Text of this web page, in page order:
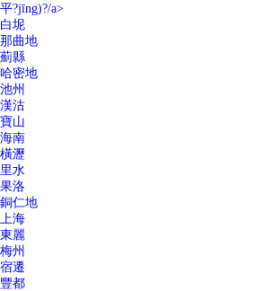
平?jīng)?/a>
白坭
那曲地
薊縣
哈密地
池州
漢沽
寶山
海南
橫瀝
里水
果洛
銅仁地
上海
東麗
梅州
宿遷
豐都